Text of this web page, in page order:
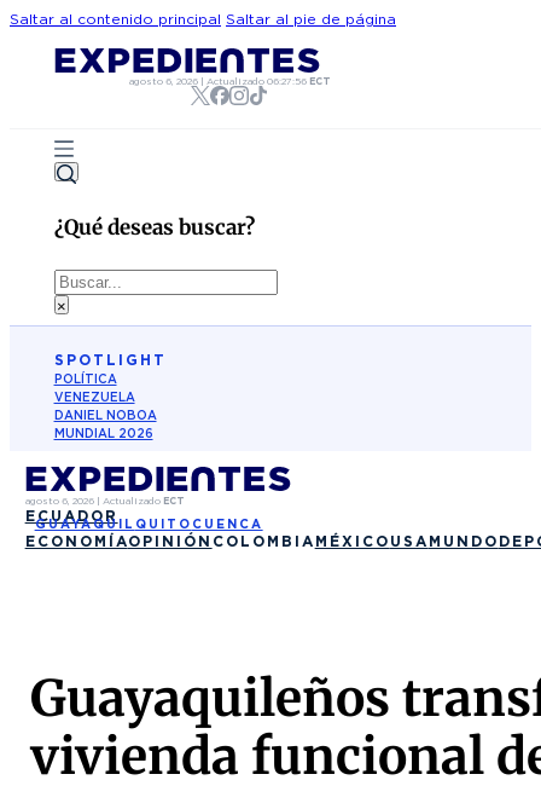
Saltar al contenido principal Saltar al pie de página
agosto 6, 2026| Actualizado 06:27:56 ECT
¿Qué deseas buscar?
Buscar
×
SPOTLIGHT
POLÍTICA
VENEZUELA
DANIEL NOBOA
MUNDIAL 2026
agosto 6, 2026| Actualizado ECT
ECUADOR
GUAYAQUIL QUITO CUENCA
ECONOMÍAOPINIÓN COLOMBIA MÉXICO USA MUNDO
Guayaquileños
vivienda funcional